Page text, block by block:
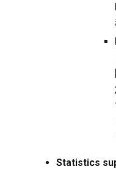
Statistics